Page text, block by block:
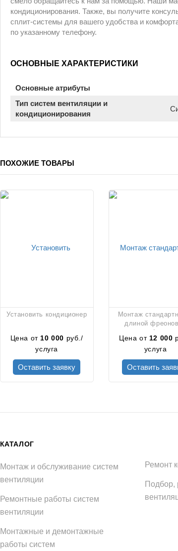
кондиционирования. Также, вы получите
сплит-системы для вашего удобства и
по указанному телефону.
ОСНОВНЫЕ ХАРАКТЕРИСТИКИ
Основные атрибуты
Тип систем вентиляции и
кондиционирования
ПОХОЖИЕ ТОВАРЫ
Установить кондиционер
Цена от 10 000 руб./
услуга
Оставить заявку
Монтаж
длиной
трассы до 4-х
учетом
до 10 кВт
Цена от 12 000
услуга
Оставить
КАТАЛОГ
Монтаж и обслуживание систем
вентиляции
Ремонтные работы систем
вентиляции
Монтажные и демонтажные
работы систем
Ремонт
Подбор,